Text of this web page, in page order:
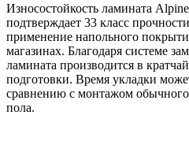
Износостойкость ламината
подтверждает 33 класс
применение напольного
магазинах. Благодаря системе
ламината производится в
подготовки. Время укладки
сравнению с монтажом обычного
пола.